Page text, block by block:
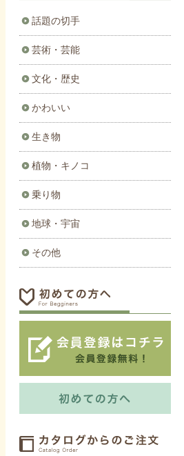
話題の切手
芸術・芸能
文化・歴史
かわいい
生き物
植物・キノコ
乗り物
地球・宇宙
その他